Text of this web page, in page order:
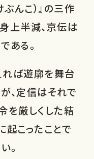
ぶんこ）』の三作
上半減、京伝は
ある。
ば遊廓を舞台
、定信はそれで
を厳しくした結
起こったことで
。